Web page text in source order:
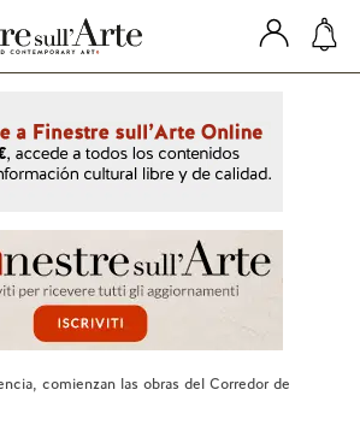
comienzan las obras del Corredor de